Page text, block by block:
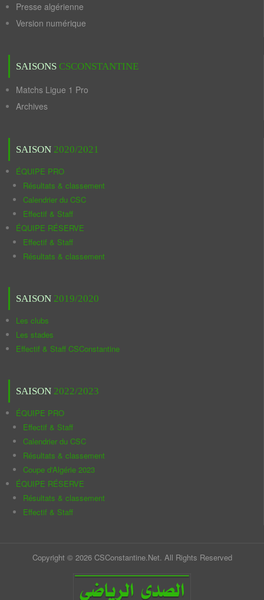
Presse algérienne
Version numérique
SAISONS CSCONSTANTINE
Matchs Ligue 1 Pro
Archives
SAISON 2020/2021
ÉQUIPE PRO
Résultats & classement
Calendrier du CSC
Effectif & Staff
ÉQUIPE RÉSERVE
Effectif & Staff
Résultats & classement
SAISON 2019/2020
Les clubs
Les stades
Effectif & Staff CSConstantine
SAISON 2022/2023
ÉQUIPE PRO
Effectif & Staff
Calendrier du CSC
Résultats & classement
Coupe d'Algérie 2023
ÉQUIPE RÉSERVE
Résultats & classement
Effectif & Staff
Copyright © 2026 CSConstantine.Net. All Rights Reserved